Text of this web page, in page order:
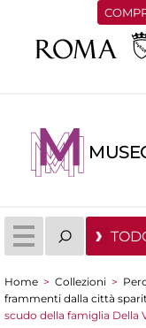
You are here
Home > Collezioni >
frammenti dalla città
scudo della famiglia Della